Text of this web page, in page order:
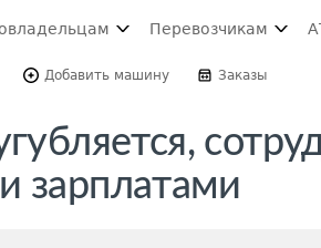
Перевозчикам
Добавить машину Заказы
зарплатами